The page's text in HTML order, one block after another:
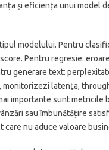
și eficiența unui model
modelului. Pentru
Pentru regresie:
generare text:
monitorizezi latența,
importante sunt metricile
sau îmbunătățire
nu aduce valoare